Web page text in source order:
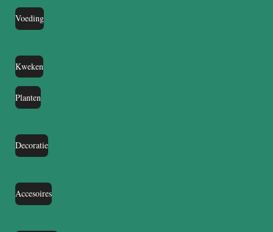
Voeding
Kweken
Planten
Decoratie
Accesoires